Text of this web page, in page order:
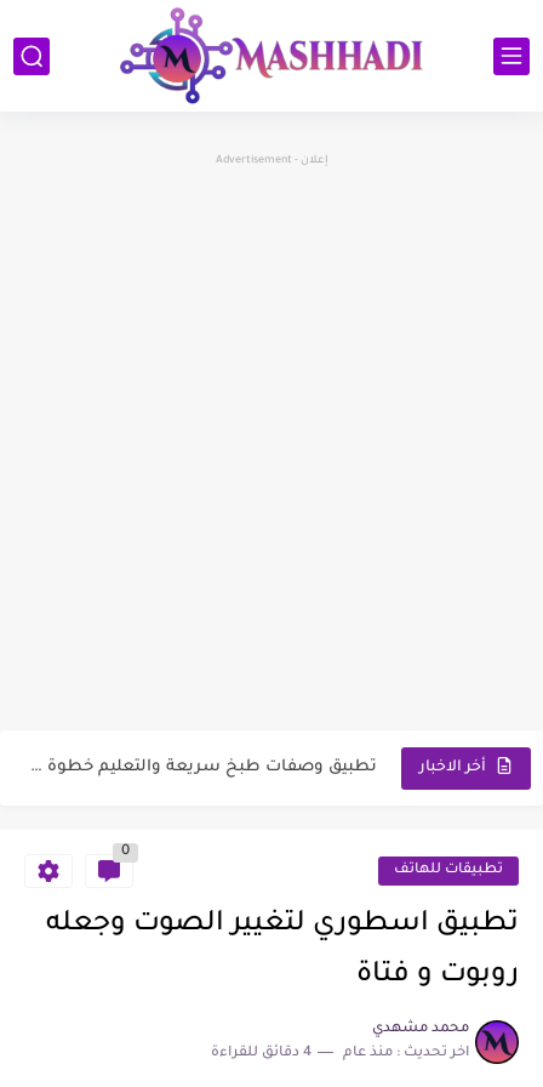
إعلان - Advertisement
أخر الاخبار تطبيق وصفات طبخ سريعة والتعليم خطوة بخطوة لأشهى الأكلات
أقوى برنامج زيادة متابعين تيك توك حقيقين ومعجبين لحسابك تطبيقات للهاتف
0
تطبيق اسطوري لتغيير الصوت وجعله
روبوت و فتاة
محمد مشهدي
اخر تحديث : منذ عام 4 دقائق للقراءة